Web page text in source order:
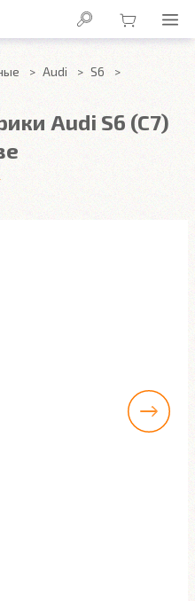
Audi
S6
Audi S6 (C7)